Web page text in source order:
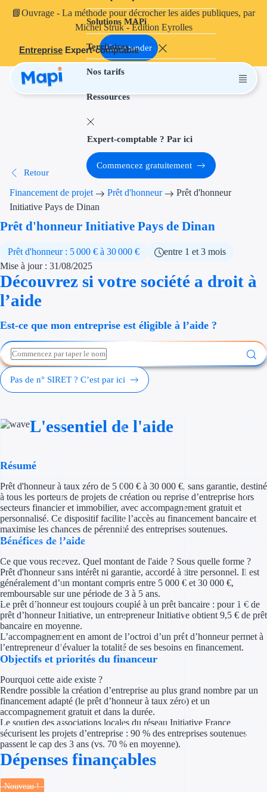
📘Ouvrage - La méthode pour décrocher les aides publiques, par
Michel Struk - Édition Eyrolles
Commander
Entreprise Expert-comptable
Solutions MAPi
Territoires
Nos tarifs
Ressources
Projets finançables
Aides à
Aides
Thématiques
Financement
Transition
Économies
Création
Aides sans
Subventions
Réduction des
Investir dans
Aides Fiscales et
Exonération
Aides Urssaf
Expert-comptable ? Par ici
Commencez gratuitement
Retour
Financement de projet Prêt d'honneur
Prêt d'honneur
Initiative Pays de Dinan
Prêt d'honneur Initiative Pays de Dinan
Prêt d'honneur : 5 000 € à 30 000 €
entre 1 et 3 mois
Mise à jour : 31/08/2025
Découvrez si votre société a droit à
l’aide
Est-ce que mon entreprise est éligible à l’aide ?
Pas de n° SIRET ? C’est par ici
L'essentiel de l'aide
Résumé
Prêt d'honneur à taux zéro de 5 000 € à 30 000 €, sans garantie, destiné
à tous les porteurs de projets de création ou reprise d’entreprise hors
secteurs financier et immobilier, avec accompagnement gratuit et
personnalisé. Ce dispositif facilite l’accès au financement bancaire et
maximise les chances de pérennité des entreprises soutenues.
Bénéfices de l’aide
Ce que vous recevez. Quel montant de l'aide ? Sous quelle forme ?
Prêt d'honneur sans intérêt ni garantie, accordé à titre personnel. Il est
généralement d’un montant compris entre 5 000 € et 30 000 €,
remboursable sur une période de 3 à 5 ans.
Le prêt d’honneur est toujours couplé à un prêt bancaire : pour 1 € de
prêt d’honneur Initiative, un entrepreneur Initiative obtient 9,5 € de prêt
bancaire en moyenne.
L’accompagnement en amont de l’octroi d’un prêt d’honneur permet à
l’entrepreneur d’évaluer la totalité de ses besoins en financement.
Objectifs et priorités du financeur
Pourquoi cette aide existe ?
Rendre possible la création d’entreprise au plus grand nombre par un
financement adapté (le prêt d’honneur à taux zéro) et un
accompagnement gratuit et dans la durée.
Le soutien des associations locales du réseau Initiative France
sécurisent les projets d’entreprise : 90 % des entreprises soutenues
passent le cap des 3 ans (vs. 70 % en moyenne).
Dépenses finançables
Nouveau !